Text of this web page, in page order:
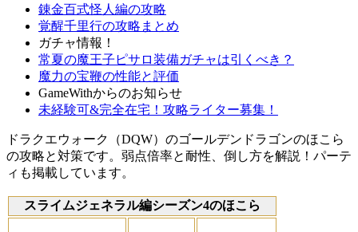
錬金百式怪人編の攻略
覚醒千里行の攻略まとめ
ガチャ情報！
常夏の魔王子ピサロ装備ガチャは引くべき？
魔力の宝鞭の性能と評価
GameWithからのお知らせ
未経験可&完全在宅！攻略ライター募集！
ドラクエウォーク（DQW）のゴールデンドラゴンのほこら
の攻略と対策です。弱点倍率と耐性、倒し方を解説！パーテ
ィも掲載しています。
スライムジェネラル編シーズン4のほこら